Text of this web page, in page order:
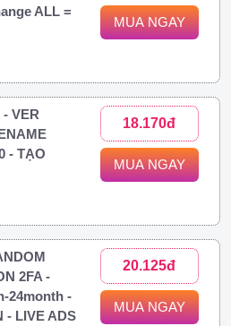
ALL =
MUA NGAY
- VER
- TẠO
18.170đ
MUA NGAY
2FA -
24month -
- LIVE ADS
20.125đ
MUA NGAY